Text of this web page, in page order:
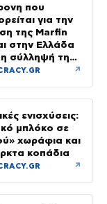
που
για την
της Marfin
στην Ελλάδα
σύλληψή της
↗
ενισχύσεις:
μπλόκο σε
χωράφια και
κοπάδια
↗